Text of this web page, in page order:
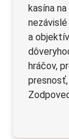
kasína
a
hráčov,